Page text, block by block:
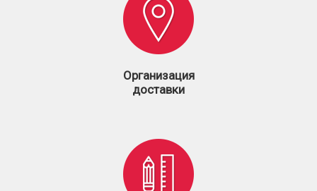
Организация
доставки